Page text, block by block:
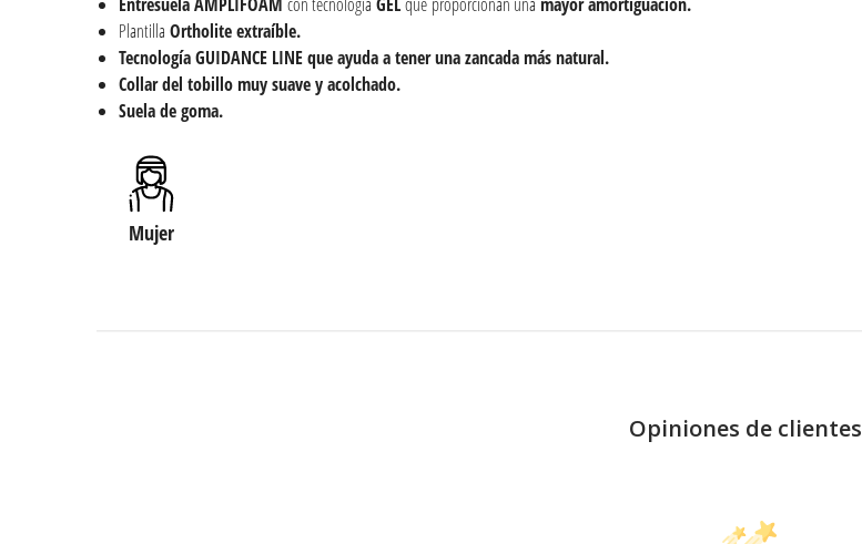
Plantilla Ortholite extraíble.
Tecnología GUIDANCE LINE que ayuda a tener una zancada más natural.
Collar del tobillo muy suave y acolchado.
Suela de goma.
Mujer
Opiniones de clientes